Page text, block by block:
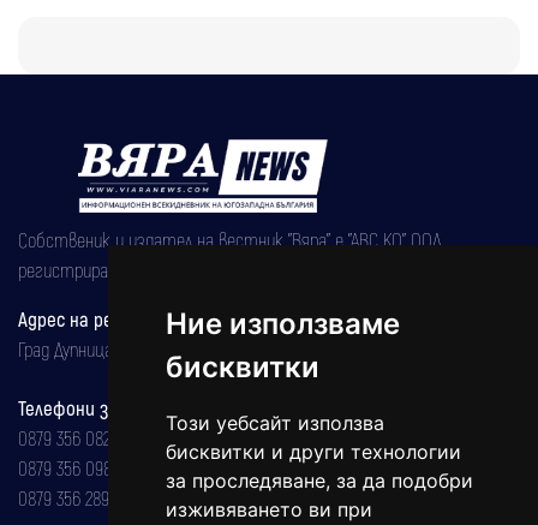
Ние използваме
бисквитки
Този уебсайт използва
бисквитки и други технологии
за проследяване, за да подобри
изживяването ви при
Собственик и издател на вестник "Вяра" е "АВС КО" ООД,
регистрирана на 08.05.2002 година.
Адрес на редакцията
Град Дупница, ул.''Христо Ботев" 43
Телефони за реклама и абонаменти
0879 356 082
0879 356 098
0879 356 289